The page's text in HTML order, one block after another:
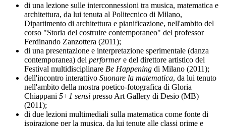
di una lezione sulle interconnessioni tra musica, matematica e
architettura, da lui tenuta al Politecnico di Milano,
Dipartimento di architettura e pianificazione, nell'ambito del
corso "Storia del costruire contemporaneo" del professor
Ferdinando Zanzottera (2011);
di una presentazione e interpretazione sperimentale (danza
contemporanea) dei performere del direttore artistico del
Festival multidisciplinare Be Happening di Milano (2011);
dell'incontro interattivo Suonare la matematica, da lui tenuto
nell'ambito della mostra poetico-fotografica di Gloria
Chiappani 5+1 sensi presso Art Gallery di Desio (MB)
(2011);
di due lezioni multimediali sulla matematica come fonte di
ispirazione per la musica, da lui tenute alle classi prime e